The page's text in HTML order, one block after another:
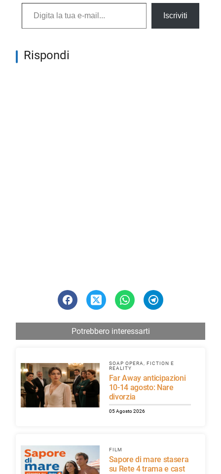
Digita la tua e-mail...
Iscriviti
Rispondi
Potrebbero interessarti
SOAP OPERA, FICTION E
REALITY
Far Away anticipazioni
10-14 agosto: Nare
divorzia
05 Agosto 2026
FILM
Sapore di mare stasera
su Rete 4 trama e cast